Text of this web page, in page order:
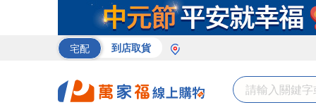
宅配 到店取貨